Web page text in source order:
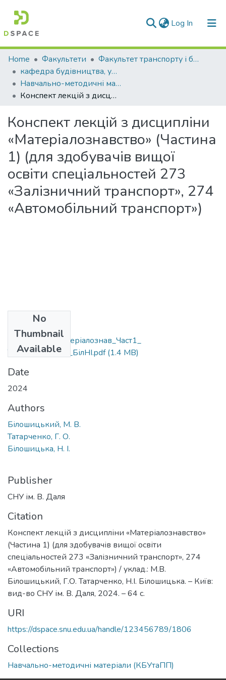
Log In (current)
Communities & Collections
All of DSpace
Statistics
Home Факультети
Факультет транспорту і будівництва
кафедра будівництва, урбаністики та просторового планування
Навчально-методичні матеріали (КБУтаПП)
Конспект лекцій з дисципліни «Матеріалознавство» (Частина 1) (для здобувачів вищої освіти спеціальностей 273 «Залізничний транспорт», 274 «Автомобільний транспорт»)
Конспект лекцій з дисципліни
«Матеріалознавство» (Частина
1) (для здобувачів вищої
освіти спеціальностей 273
«Залізничний транспорт», 274
«Автомобільний транспорт»)
No
Thumbnail
Available
КОНСПЕКТ_Матеріалознав_Част1_
ТатГО_БілошМВ_БілНІ.pdf(1.4 MB)
Date
2024
Authors
Білошицький, М. В.
Татарченко, Г. О.
Білошицька, Н. І.
Publisher
СНУ ім. В. Даля
Citation
Конспект лекцій з дисципліни «Матеріалознавство»
(Частина 1) (для здобувачів вищої освіти
спеціальностей 273 «Залізничний транспорт», 274
«Автомобільний транспорт») / уклад.: М.В.
Білошицький, Г.О. Татарченко, Н.І. Білошицька. – Київ:
вид-во СНУ ім. В. Даля, 2024. – 64 с.
URI
https://dspace.snu.edu.ua/handle/123456789/1806
Collections
Навчально-методичні матеріали (КБУтаПП)